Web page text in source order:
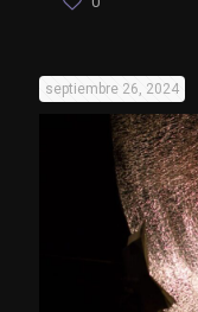
septiembre 26, 2024